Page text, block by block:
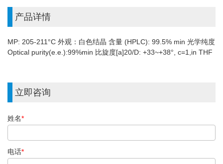
产品详情
MP: 205-211°C 外观：白色结晶 含量 (HPLC): 99.5% min 光学纯度
Optical purity(e.e.):99%min 比旋度[a]20/D: +33~+38°, c=1,in THF
立即咨询
姓名*
电话*